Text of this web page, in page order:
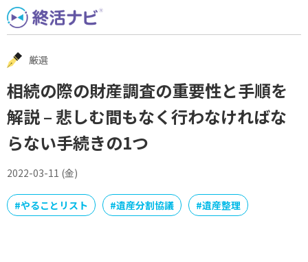
Skip
to
content
厳選
相続の際の財産調査の重要性と手順を
解説 – 悲しむ間もなく行わなければな
らない手続きの1つ
2022-03-11 (金)
#やることリスト #遺産分割協議 #遺産整理